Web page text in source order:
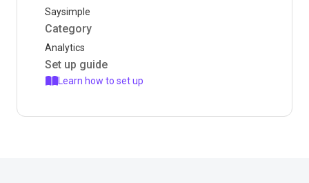
Saysimple
Category
Analytics
Set up guide
Learn how to set up